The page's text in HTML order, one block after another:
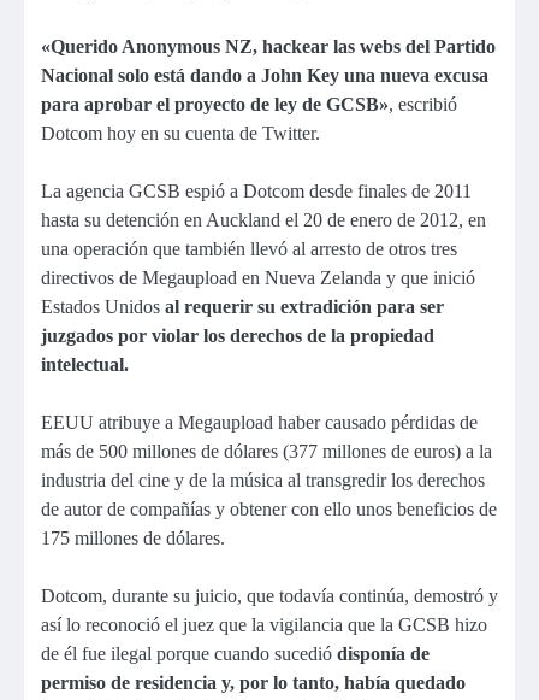
«Querido Anonymous NZ, hackear las webs del Partido
Nacional solo está dando a John Key una nueva excusa
para aprobar el proyecto de ley de GCSB», escribió
Dotcom hoy en su cuenta de Twitter.
La agencia GCSB espió a Dotcom desde finales de 2011
hasta su detención en Auckland el 20 de enero de 2012, en
una operación que también llevó al arresto de otros tres
directivos de Megaupload en Nueva Zelanda y que inició
Estados Unidos al requerir su extradición para ser
juzgados por violar los derechos de la propiedad
intelectual.
EEUU atribuye a Megaupload haber causado pérdidas de
más de 500 millones de dólares (377 millones de euros) a la
industria del cine y de la música al transgredir los derechos
de autor de compañías y obtener con ello unos beneficios de
175 millones de dólares.
Dotcom, durante su juicio, que todavía continúa, demostró y
así lo reconoció el juez que la vigilancia que la GCSB hizo
de él fue ilegal porque cuando sucedió disponía de
permiso de residencia y, por lo tanto, había quedado